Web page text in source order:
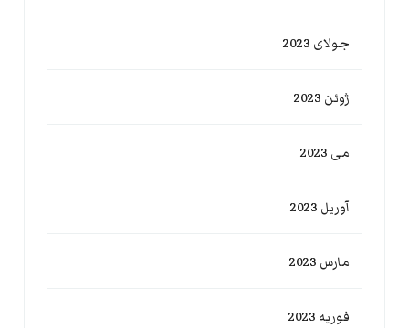
جولای 2023
ژوئن 2023
می 2023
آوریل 2023
مارس 2023
فوریه 2023